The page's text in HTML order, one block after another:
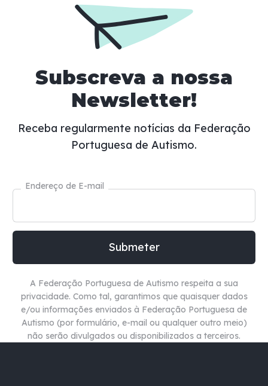
Subscreva a nossa
Newsletter!
Receba regularmente notícias da Federação
Portuguesa de Autismo.
Endereço de E-mail
A Federação Portuguesa de Autismo respeita a sua
privacidade. Como tal, garantimos que quaisquer dados
e/ou informações enviados à Federação Portuguesa de
Autismo (por formulário, e-mail ou qualquer outro meio)
não serão divulgados ou disponibilizados a terceiros.